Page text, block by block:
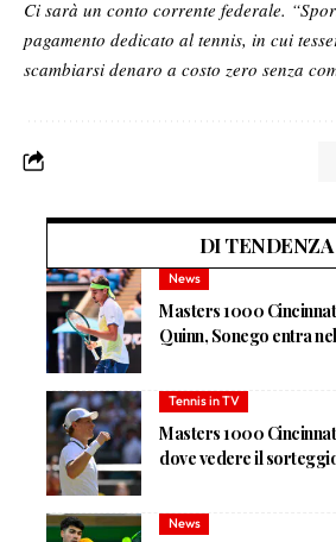
Ci sarà un conto corrente federale.
pagamento dedicato al tennis, in cui
scambiarsi denaro a costo zero senza
DI TENDENZA
News
Masters 1000
Quinn, Sonego entra
Tennis in TV
Masters 1000
dove vedere il
News